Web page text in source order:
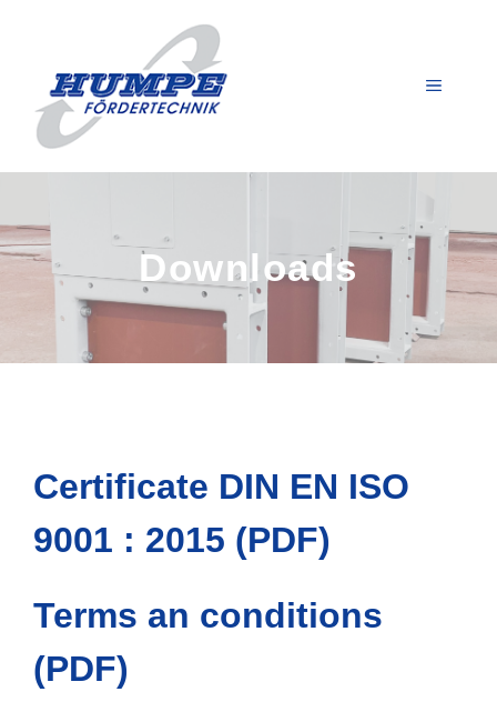
springen
MENÜ
Downloads
Certificate DIN EN ISO
9001 : 2015 (PDF)
Terms an conditions
(PDF)